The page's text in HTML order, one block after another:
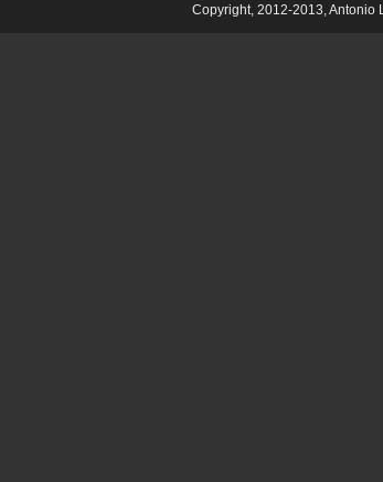
Copyright, 2012-2013, Antonio